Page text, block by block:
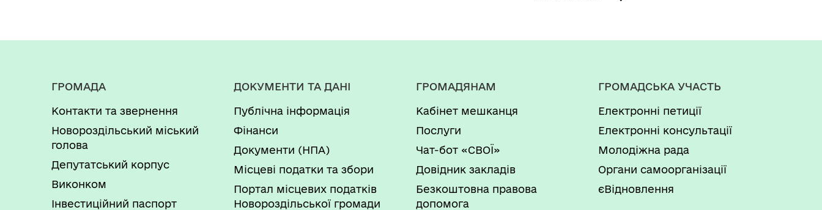
ГРОМАДА
Контакти та звернення
Новороздільський міський
голова
Депутатський корпус
Виконком
Інвестиційний паспорт
ДОКУМЕНТИ ТА ДАНІ
Публічна інформація
Фінанси
Документи (НПА)
Місцеві податки та збори
Портал місцевих податків
Новороздільської громади
ГРОМАДЯНАМ
Кабінет мешканця
Послуги
Чат-бот «СВОЇ»
Довідник закладів
Безкоштовна правова
допомога
ГРОМАДСЬКА УЧАСТЬ
Електронні петиції
Електронні консультації
Молодіжна рада
Органи самоорганізації
єВідновлення